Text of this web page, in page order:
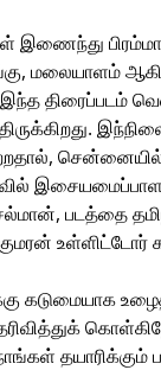
இணைந்து
மலையாளம்
இந்த திரைப்படம்
படத்தை
குமரன்
கடுமையாக